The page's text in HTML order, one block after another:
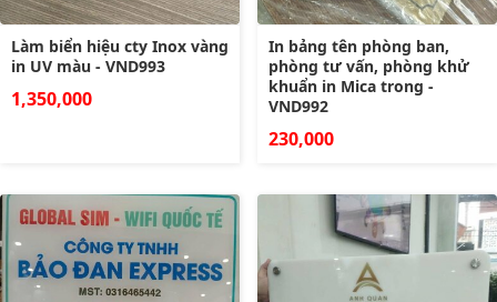
Làm biển hiệu cty Inox vàng
in UV màu - VND993
1,350,000
In bảng tên phòng ban,
phòng tư vấn, phòng khử
khuẩn in Mica trong -
VND992
230,000